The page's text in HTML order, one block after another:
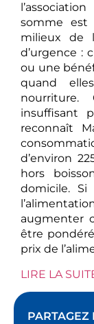
somme est
milieux de
d’urgence :
ou une
quand
insuffisant
reconnaît
d’environ
hors
domicile.
augmenter
être
prix de
LIRE LA
PARTAGEZ